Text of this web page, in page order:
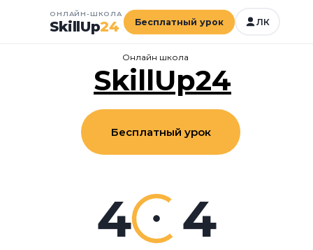
ОНЛАЙН-ШКОЛА
SkillUp24 Бесплатный урок ЛК
SkillUp24
Бесплатный урок
Онлайн школа
4 4